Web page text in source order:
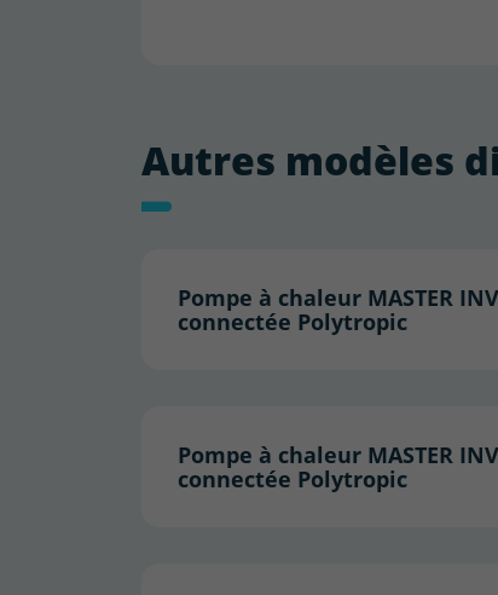
Autres modèles
Pompe à chaleur MASTER
connectée Polytropic
Pompe à chaleur MASTER
connectée Polytropic